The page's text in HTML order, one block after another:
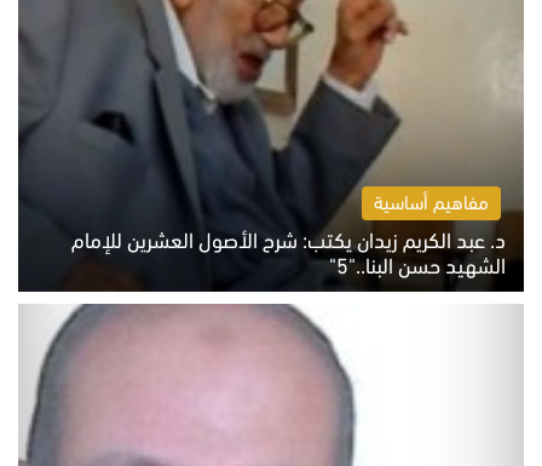
مفاهيم أساسية
د. عبد الكريم زيدان يكتب: شرح الأصول العشرين للإمام
الشهيد حسن البنا.."5"
السبت 8 أغسطس 2026 10:46 ص